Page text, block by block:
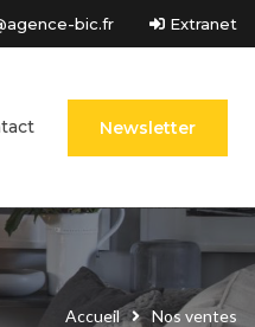
bic.fr Extranet
Newsletter
Accueil Nos ventes